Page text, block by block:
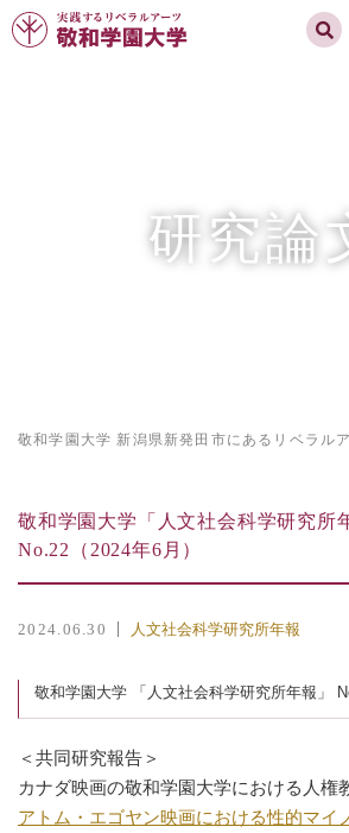
実践するリベラルアーツ 敬和学園大学
研究論
敬和学園大学 新潟県新発田市にあるリベラル
敬和学園大学「人文社会科学研究所
No.22（2024年6月）
2024.06.30 人文社会科学研究所年報
敬和学園大学 「人文社会科学研究所年報」
＜共同研究報告＞
カナダ映画の敬和学園大学における人権
アトム・エゴヤン映画における性的マイ